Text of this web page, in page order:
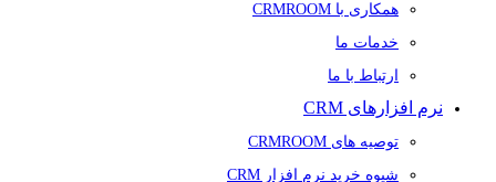
همکاری با CRMROOM
خدمات ما
ارتباط با ما
نرم افزارهای CRM
توصیه های CRMROOM
شیوه خرید نرم افزار CRM